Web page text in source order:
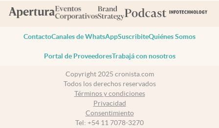
ContactoCanales de WhatsAppSuscribiteQuiénes Somos
Portal de ProveedoresTrabajá con nosotros
Copyright 2025 cronista.com
Todos los derechos reservados
Términos y condiciones
Privacidad
Consentimiento
Tel: +54 11 7078-3270